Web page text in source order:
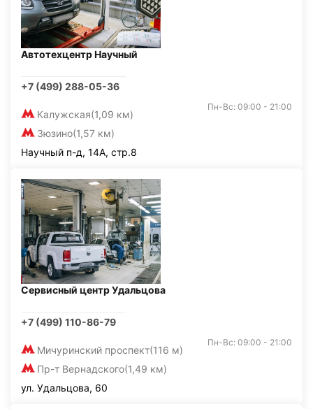
Автотехцентр Научный
+7 (499) 288-05-36
Калужская(1,09 км)
Зюзино(1,57 км)
Пн-Вс: 09:00 - 21:00
Научный п-д, 14А, стр.8
Сервисный центр Удальцова
+7 (499) 110-86-79
Мичуринский проспект(116 м)
Пр-т Вернадского(1,49 км)
Пн-Вс: 09:00 - 21:00
ул. Удальцова, 60